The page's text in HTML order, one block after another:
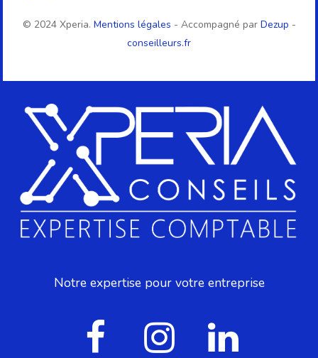
Notre expertise pour votre entreprise
© 2024 Xperia. Mentions légales - Accompagné par Dezup -
conseilleurs.fr